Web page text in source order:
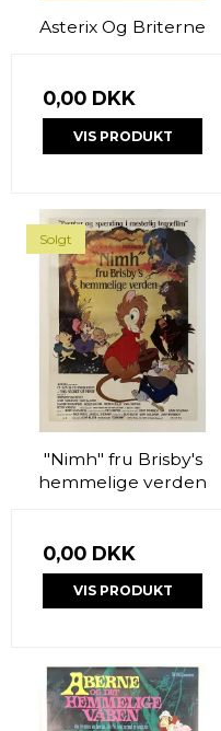
Asterix Og Briterne
0,00 DKK
VIS PRODUKT
Solgt
"Nimh" fru Brisby's
hemmelige verden
0,00 DKK
VIS PRODUKT